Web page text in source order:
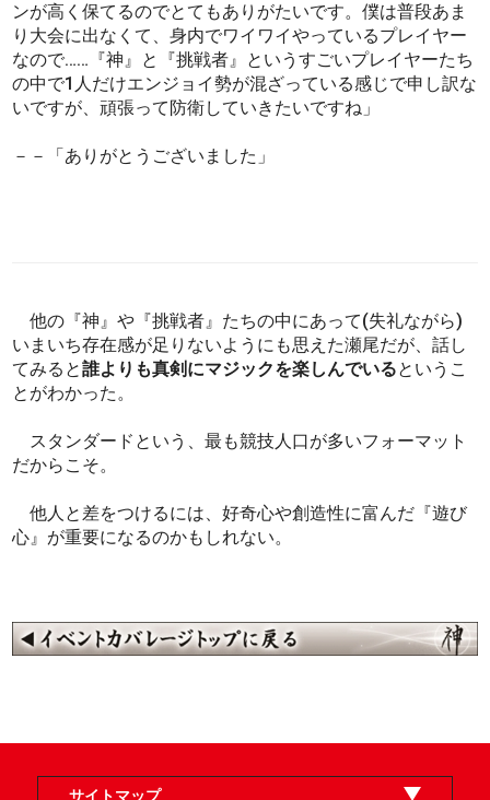
ンが高く保てるのでとてもありがたいです。僕は普段あま
り大会に出なくて、身内でワイワイやっているプレイヤー
なので……『神』と『挑戦者』というすごいプレイヤーたち
の中で1人だけエンジョイ勢が混ざっている感じで申し訳な
いですが、頑張って防衛していきたいですね」
－－「ありがとうございました」
他の『神』や『挑戦者』たちの中にあって(失礼ながら)
いまいち存在感が足りないようにも思えた瀬尾だが、話し
てみると誰よりも真剣にマジックを楽しんでいるというこ
とがわかった。
スタンダードという、最も競技人口が多いフォーマット
だからこそ。
他人と差をつけるには、好奇心や創造性に富んだ『遊び
心』が重要になるのかもしれない。
サイトマップ